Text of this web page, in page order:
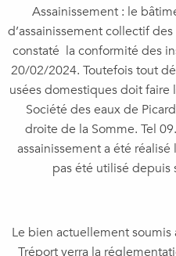
Assainissement : le
d’assainissement collectif
constaté la conformité des
20/02/2024. Toutefois tout
usées domestiques doit faire
Société des eaux de
droite de la Somme. Tel
assainissement a été
pas été utilisé depuis
Le bien actuellement soumis
Tréport verra la